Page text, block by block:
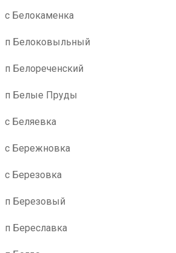
с Белокаменка
п Белоковыльный
п Белореченский
п Белые Пруды
с Беляевка
с Бережновка
с Березовка
п Березовый
п Береславка